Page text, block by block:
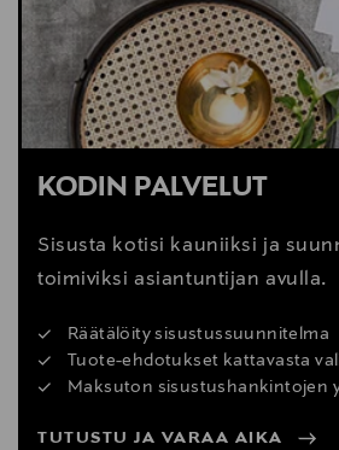
KODIN PALVELUT
Sisusta kotisi kauniiksi ja
toimiviksi asiantuntijan avulla.
Räätälöity sisustussuunnitelma
Tuote-ehdotukset kattavasta
Maksuton sisustushankintojen
TUTUSTU JA VARAA AIKA